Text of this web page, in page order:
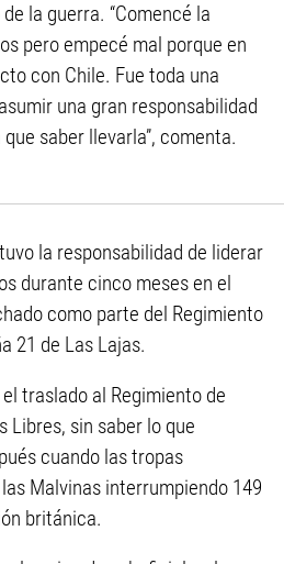
la guerra. “Comencé la
pero empecé mal porque en
con Chile. Fue toda una
una gran responsabilidad
saber llevarla”, comenta.
la responsabilidad de liderar
durante cinco meses en el
como parte del Regimiento
21 de Las Lajas.
traslado al Regimiento de
Libres, sin saber lo que
cuando las tropas
Malvinas interrumpiendo 149
británica.